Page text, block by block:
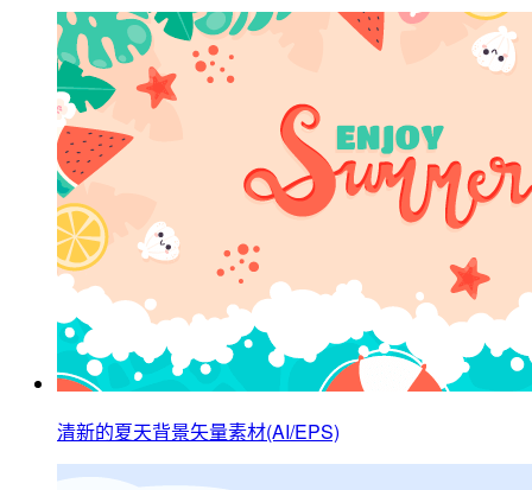
清新的夏天背景矢量素材(AI/EPS)